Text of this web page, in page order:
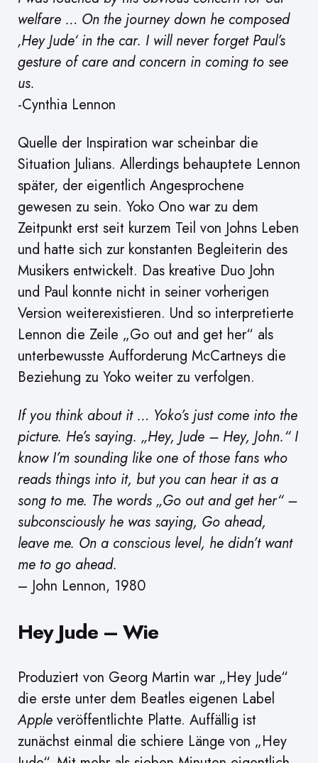
welfare … On the journey down he composed
‚Hey Jude‘ in the car. I will never forget Paul’s
gesture of care and concern in coming to see
us.
-Cynthia Lennon
Quelle der Inspiration war scheinbar die
Situation Julians. Allerdings behauptete Lennon
später, der eigentlich Angesprochene
gewesen zu sein. Yoko Ono war zu dem
Zeitpunkt erst seit kurzem Teil von Johns Leben
und hatte sich zur konstanten Begleiterin des
Musikers entwickelt. Das kreative Duo John
und Paul konnte nicht in seiner vorherigen
Version weiterexistieren. Und so interpretierte
Lennon die Zeile „Go out and get her“ als
unterbewusste Aufforderung McCartneys die
Beziehung zu Yoko weiter zu verfolgen.
If you think about it … Yoko’s just come into the
picture. He’s saying. „Hey, Jude – Hey, John.“ I
know I’m sounding like one of those fans who
reads things into it, but you can hear it as a
song to me. The words „Go out and get her“ –
subconsciously he was saying, Go ahead,
leave me. On a conscious level, he didn’t want
me to go ahead.
– John Lennon, 1980
Hey Jude – Wie
Produziert von Georg Martin war „Hey Jude“
die erste unter dem Beatles eigenen Label
Apple veröffentlichte Platte. Auffällig ist
zunächst einmal die schiere Länge von „Hey